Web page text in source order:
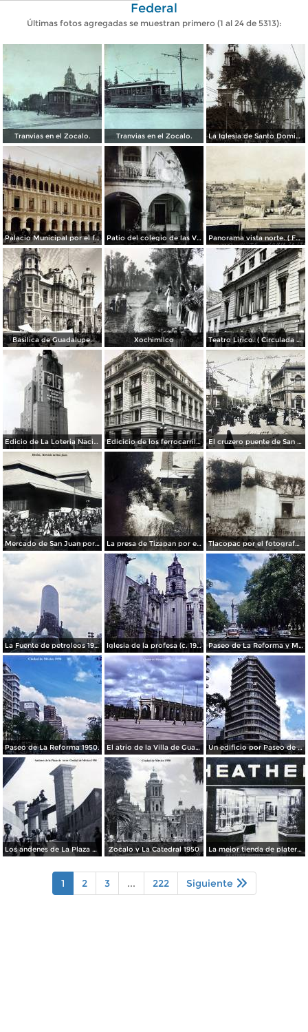
Federal
Últimas fotos agregadas se muestran primero (1 al 24 de 5313):
Tranvias en el Zocalo. Tranvias en el Zocalo. La Iglesia de Santo Domingo.
Palacio Municipal por el fotografo Hugo Brehme.. Patio del colegio de las Vizcainas por el fotografo Hugo Brehme. Panorama vista norte. ( Fechada el 20 de Junio de 1905 ).
Basilica de Guadalupe. Xochimilco Teatro Lirico. ( Circulada el 1 de Agosto de 1926 ).
Edicio de La Loteria Nacional Ciudad de México Abril de 1964 Edicicio de los ferrocarriles. El cruzero puente de San Francisco y Guardiola por el fotografo Felix Miret.
Mercado de San Juan por el fotografo Felix Miret La presa de Tizapan por el fotografo Fernando Kososky. ( Circulada el 22 de Diembre de 1910 ). Tlacopac por el fotografo Hugo Brehme.
La Fuente de petroleos 1950. Iglesia de la profesa (c. 1950) Paseo de La Reforma y Mto a La Independencia 1950
Paseo de La Reforma 1950. El atrio de la Villa de Guadalupe 1950. Un edificio por Paseo de La Reforma 1950
Los andenes de La Plaza de toros Ciudad de México 1950 Zocalo y La Catedral 1950 La mejor tienda de plateria.
1 2 3 ... 222 Siguiente